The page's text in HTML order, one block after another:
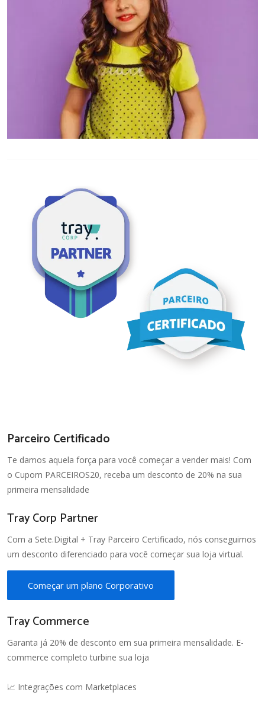
Parceiro Certificado
Te damos aquela força para você começar a vender mais! Com
o Cupom PARCEIROS20, receba um desconto de 20% na sua
primeira mensalidade
Tray Corp Partner
Com a Sete.Digital + Tray Parceiro Certificado, nós conseguimos
um desconto diferenciado para você começar sua loja virtual.
Começar um plano Corporativo
Tray Commerce
Garanta já 20% de desconto em sua primeira mensalidade. E-
commerce completo turbine sua loja
📈 Integrações com Marketplaces